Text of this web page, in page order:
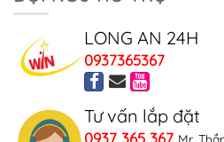
LONG AN 24H
0937365367
Tư vấn lắp đặt
0937 365 367